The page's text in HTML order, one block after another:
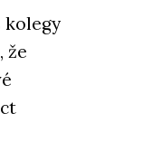
kolegy
že